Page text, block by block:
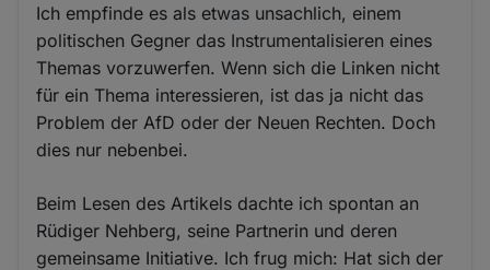
Ich empfinde es als etwas unsachlich, einem
politischen Gegner das Instrumentalisieren eines
Themas vorzuwerfen. Wenn sich die Linken nicht
für ein Thema interessieren, ist das ja nicht das
Problem der AfD oder der Neuen Rechten. Doch
dies nur nebenbei.
Beim Lesen des Artikels dachte ich spontan an
Rüdiger Nehberg, seine Partnerin und deren
gemeinsame Initiative. Ich frug mich: Hat sich der